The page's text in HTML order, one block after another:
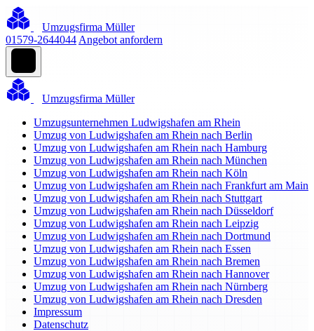
Umzugsfirma Müller
01579-2644044 Angebot anfordern
Umzugsfirma Müller
Umzugsunternehmen Ludwigshafen am Rhein
Umzug von Ludwigshafen am Rhein nach Berlin
Umzug von Ludwigshafen am Rhein nach Hamburg
Umzug von Ludwigshafen am Rhein nach München
Umzug von Ludwigshafen am Rhein nach Köln
Umzug von Ludwigshafen am Rhein nach Frankfurt am Main
Umzug von Ludwigshafen am Rhein nach Stuttgart
Umzug von Ludwigshafen am Rhein nach Düsseldorf
Umzug von Ludwigshafen am Rhein nach Leipzig
Umzug von Ludwigshafen am Rhein nach Dortmund
Umzug von Ludwigshafen am Rhein nach Essen
Umzug von Ludwigshafen am Rhein nach Bremen
Umzug von Ludwigshafen am Rhein nach Hannover
Umzug von Ludwigshafen am Rhein nach Nürnberg
Umzug von Ludwigshafen am Rhein nach Dresden
Impressum
Datenschutz